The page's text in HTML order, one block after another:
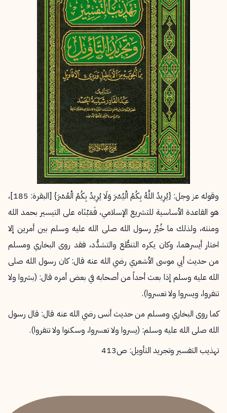
وقوله عز وجل: {يُرِيدُ اللَّهُ بِكُمُ الْيُسْرَ وَلَا يُرِيدُ بِكُمُ الْعُسْرَ} [البقرة: 185]،
هو القاعدة الأساسية للتشريع الإسلامي، فَمَبْنَاه على التيسير بحمد الله
ومنته، ولذلك ما خُيِّر رسول الله صلى الله عليه وسلم بين أمرين إلا
اختار أيسرهما، وكان يكره التنطُّع والتشدُّد، فقد روى البخاري ومسلم
من حديث أبي موسى الأشعري رضي الله عنه قال: كان رسول الله صلى
الله عليه وسلم إذا بعث أحداً من أصحابه في بعض أمره قال: (بشروا ولا
تنفروا، ويسروا ولا تعسروا).
كما روى البخاري ومسلم من حديث أنس رضي الله عنه قال: قال رسول
الله صلى الله عليه وسلم: (يسروا ولا تعسروا، وسكنوا ولا تنفروا).
تهذيب التفسير وتجريد التأويل: ص413